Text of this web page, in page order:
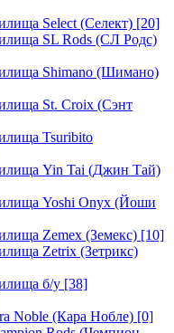
Select (Селект) [20]
SL Rods (СЛ Родс)
Shimano (Шимано)
St. Croix (Сэнт
Tsuribito
Yin Tai (Джин Тай)
Yoshi Onyx (Йоши
Zemex (Земекс) [10]
Zetrix (Зетрикс)
б/у [38]
Noble (Кара Нобле) [0]